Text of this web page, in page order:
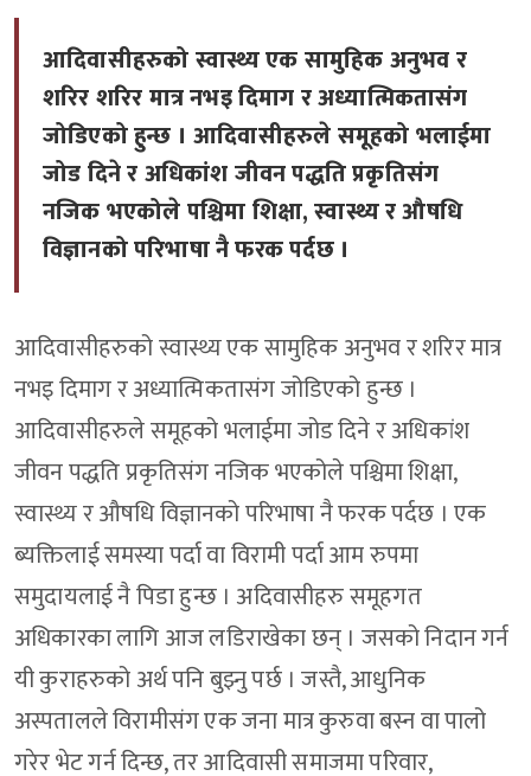
आदिवासीहरुको स्वास्थ्य एक सामुहिक अनुभव र
शरिर शरिर मात्र नभइ दिमाग र अध्यात्मिकतासंग
जोडिएको हुन्छ । आदिवासीहरुले समूहको भलाईमा
जोड दिने र अधिकांश जीवन पद्धति प्रकृतिसंग
नजिक भएकोले पश्चिमा शिक्षा, स्वास्थ्य र औषधि
विज्ञानको परिभाषा नै फरक पर्दछ ।
आदिवासीहरुको स्वास्थ्य एक सामुहिक अनुभव र शरिर मात्र
नभइ दिमाग र अध्यात्मिकतासंग जोडिएको हुन्छ ।
आदिवासीहरुले समूहको भलाईमा जोड दिने र अधिकांश
जीवन पद्धति प्रकृतिसंग नजिक भएकोले पश्चिमा शिक्षा,
स्वास्थ्य र औषधि विज्ञानको परिभाषा नै फरक पर्दछ । एक
ब्यक्तिलाई समस्या पर्दा वा विरामी पर्दा आम रुपमा
समुदायलाई नै पिडा हुन्छ । अदिवासीहरु समूहगत
अधिकारका लागि आज लडिराखेका छन् । जसको निदान गर्न
यी कुराहरुको अर्थ पनि बुझ्नु पर्छ । जस्तै, आधुनिक
अस्पतालले विरामीसंग एक जना मात्र कुरुवा बस्न वा पालो
गरेर भेट गर्न दिन्छ, तर आदिवासी समाजमा परिवार,